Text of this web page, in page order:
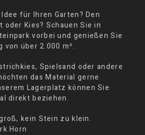
für Ihren Garten? Den
oder Kies? Schauen Sie in
vorbei und genießen Sie
von über 2.000 m².
Spielsand oder andere
das Material gerne
Lagerplatz können Sie
direkt beziehen.
kein Stein zu klein.
Horn